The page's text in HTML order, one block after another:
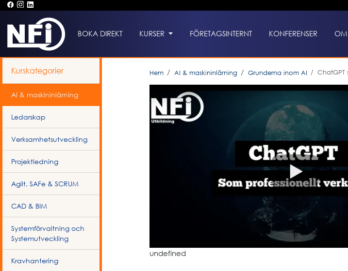
BOKA DIREKT KURSER FÖRETAGSINTERNT KONFERENSER OM
Kurskategorier
AI & maskininlärning
Ledarskap
Verksamhetsutveckling
Projektledning
Agilt, SAFe & SCRUM
CAD & BIM
Systemförvaltning och
Systemutveckling
Kravhantering
Hem AI & maskininlärning Grunderna inom AI ChatGPT
undefined